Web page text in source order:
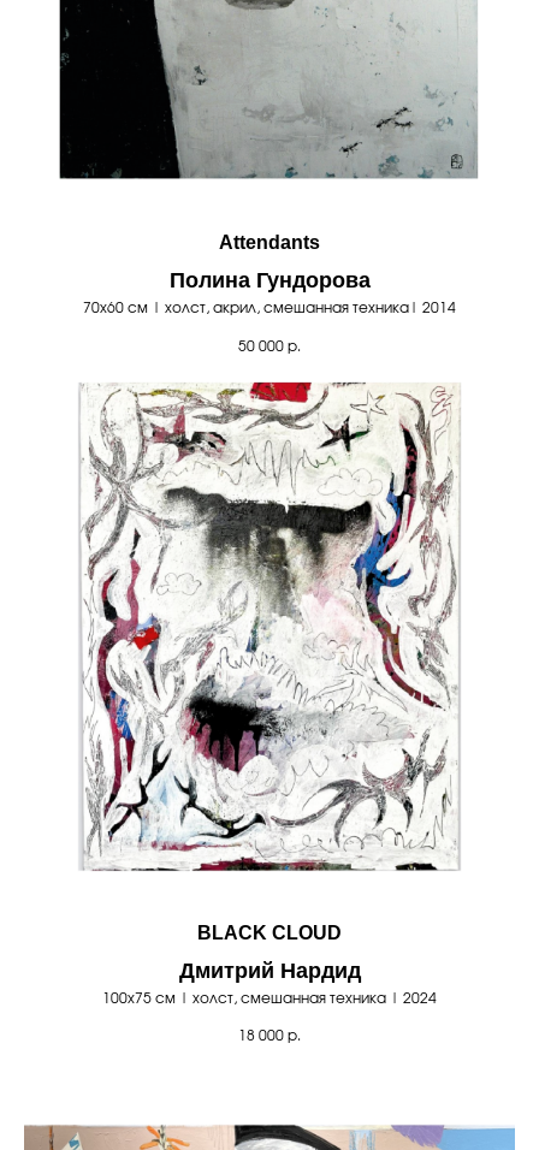
Attendants
Полина Гундорова
70х60 см | холст, акрил, смешанная техника| 2014
50 000 р.
BLACK CLOUD
Дмитрий Нардид
100х75 см | холст, смешанная техника | 2024
18 000 р.